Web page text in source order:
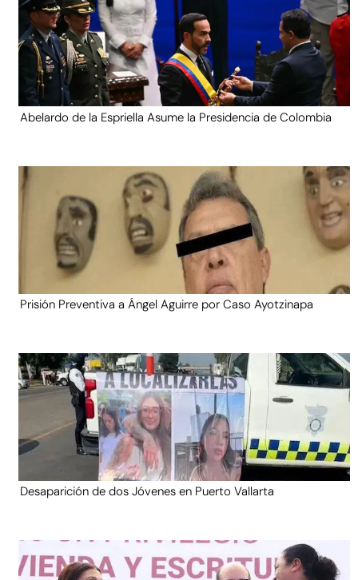
Abelardo de la Espriella Asume la Presidencia de Colombia
Prisión Preventiva a Ángel Aguirre por Caso Ayotzinapa
Desaparición de dos Jóvenes en Puerto Vallarta